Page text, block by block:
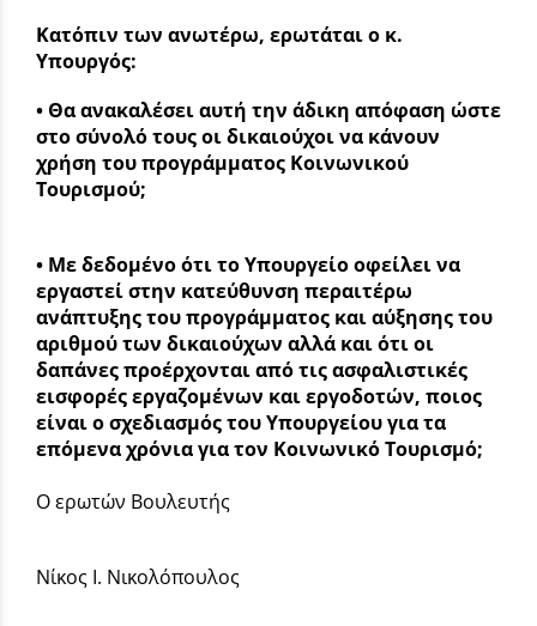
Κατόπιν των ανωτέρω, ερωτάται ο κ.
Υπουργός:
• Θα ανακαλέσει αυτή την άδικη απόφαση ώστε
στο σύνολό τους οι δικαιούχοι να κάνουν
χρήση του προγράμματος Κοινωνικού
Τουρισμού;
• Με δεδομένο ότι το Υπουργείο οφείλει να
εργαστεί στην κατεύθυνση περαιτέρω
ανάπτυξης του προγράμματος και αύξησης του
αριθμού των δικαιούχων αλλά και ότι οι
δαπάνες προέρχονται από τις ασφαλιστικές
εισφορές εργαζομένων και εργοδοτών, ποιος
είναι ο σχεδιασμός του Υπουργείου για τα
επόμενα χρόνια για τον Κοινωνικό Τουρισμό;
Ο ερωτών Βουλευτής
Νίκος Ι. Νικολόπουλος